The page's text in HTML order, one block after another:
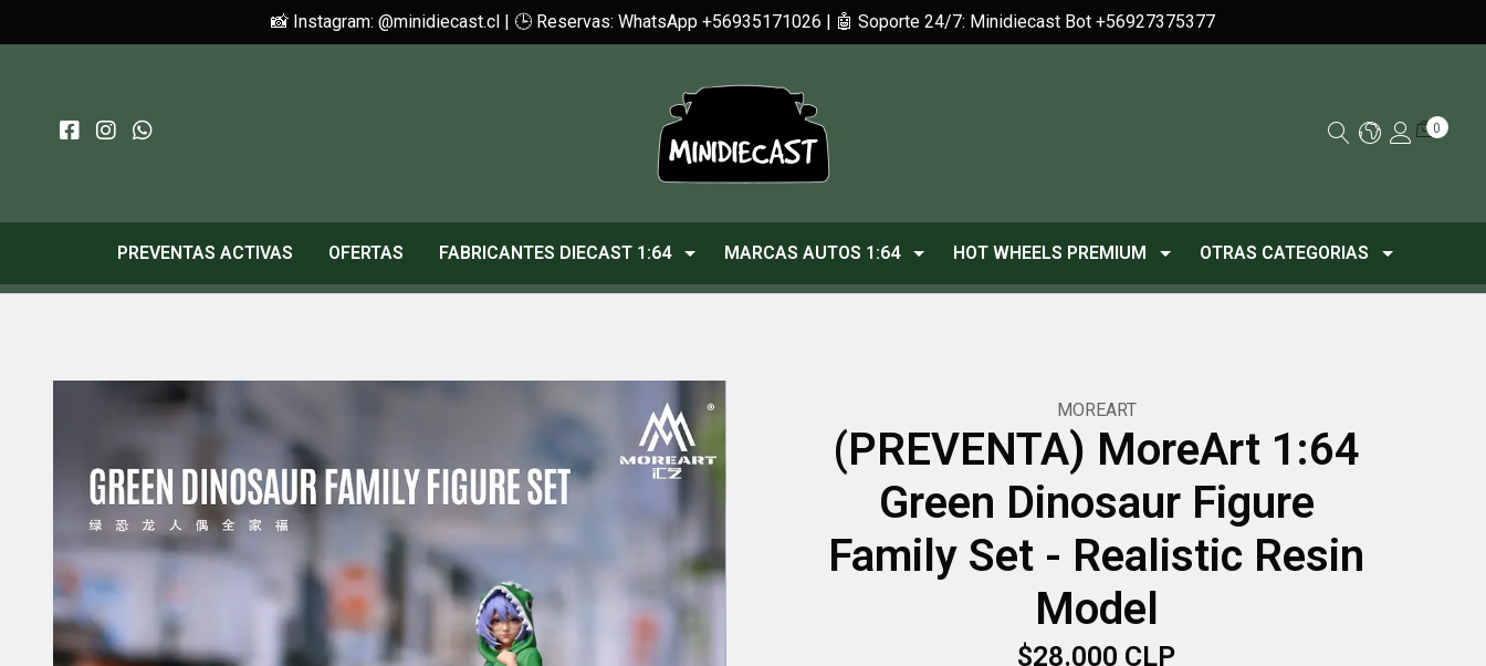
📸 Instagram: @minidiecast.cl | 🕒 Reservas: WhatsApp +56935171026 | 🤖 Soporte 24/7: Minidiecast Bot +56927375377
0
PREVENTAS ACTIVAS OFERTAS FABRICANTES DIECAST 1:64 MARCAS AUTOS 1:64 HOT WHEELS PREMIUM OTRAS CATEGORIAS
MOREART
(PREVENTA) MoreArt 1:64
Green Dinosaur Figure
Family Set - Realistic Resin
Model
$28.000 CLP